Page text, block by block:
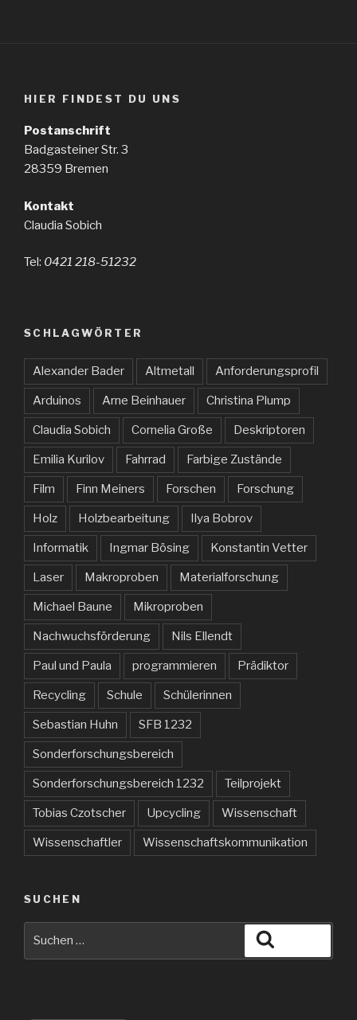
HIER FINDEST DU UNS
Postanschrift
Badgasteiner Str. 3
28359 Bremen
Kontakt
Claudia Sobich
Tel: 0421 218-51232
SCHLAGWÖRTER
Alexander Bader Altmetall Anforderungsprofil
Arduinos Arne Beinhauer Christina Plump
Claudia Sobich Cornelia Große Deskriptoren
Emilia Kurilov Fahrrad Farbige Zustände
Film Finn Meiners Forschen Forschung
Holz Holzbearbeitung Ilya Bobrov
Informatik Ingmar Bösing Konstantin Vetter
Laser Makroproben Materialforschung
Michael Baune Mikroproben
Nachwuchsförderung Nils Ellendt
Paul und Paula programmieren Prädiktor
Recycling Schule Schülerinnen
Sebastian Huhn SFB 1232
Sonderforschungsbereich
Sonderforschungsbereich 1232 Teilprojekt
Tobias Czotscher Upcycling Wissenschaft
Wissenschaftler Wissenschaftskommunikation
SUCHEN